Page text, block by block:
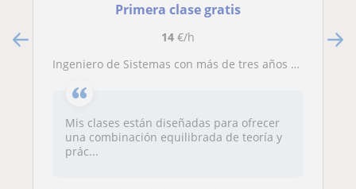
Primera clase gratis
14€/h
Ingeniero de Sistemas con más de tres años de experiencia en el sector de IT. Profesor de Informática e Inteligencia Artificial
Mis clases están diseñadas para ofrecer
una combinación equilibrada de teoría y
prác...